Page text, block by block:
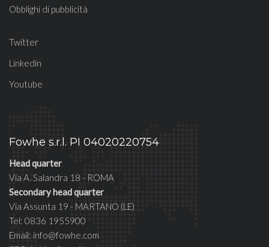
Obblighi di pubblicità
Twitter
Linkedin
Youtube
Fowhe s.r.l. PI 04020220754
Head quarter
Via A. Salandra 18 - ROMA
Secondary head quarter
Via Assunta 19 - MARTANO (LE)
Tel: 0836 1955900
Email: info@fowhe.com